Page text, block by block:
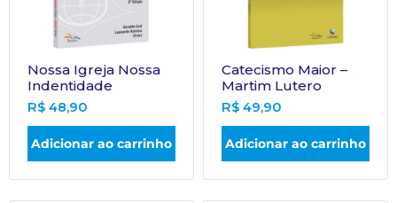
Nossa Igreja Nossa
Indentidade
R$ 48,90
Adicionar ao carrinho
Catecismo Maior –
Martim Lutero
R$ 49,90
Adicionar ao carrinho